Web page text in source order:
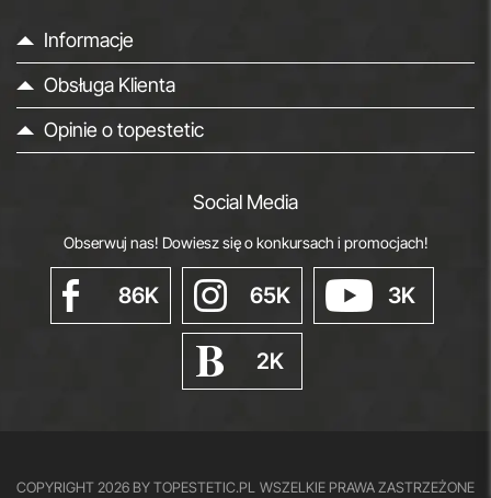
Informacje
Obsługa Klienta
Opinie o topestetic
Social Media
Obserwuj nas! Dowiesz się o konkursach i promocjach!
86K 65K 3K
2K
COPYRIGHT 2026 BY TOPESTETIC.PL WSZELKIE PRAWA ZASTRZEŻONE